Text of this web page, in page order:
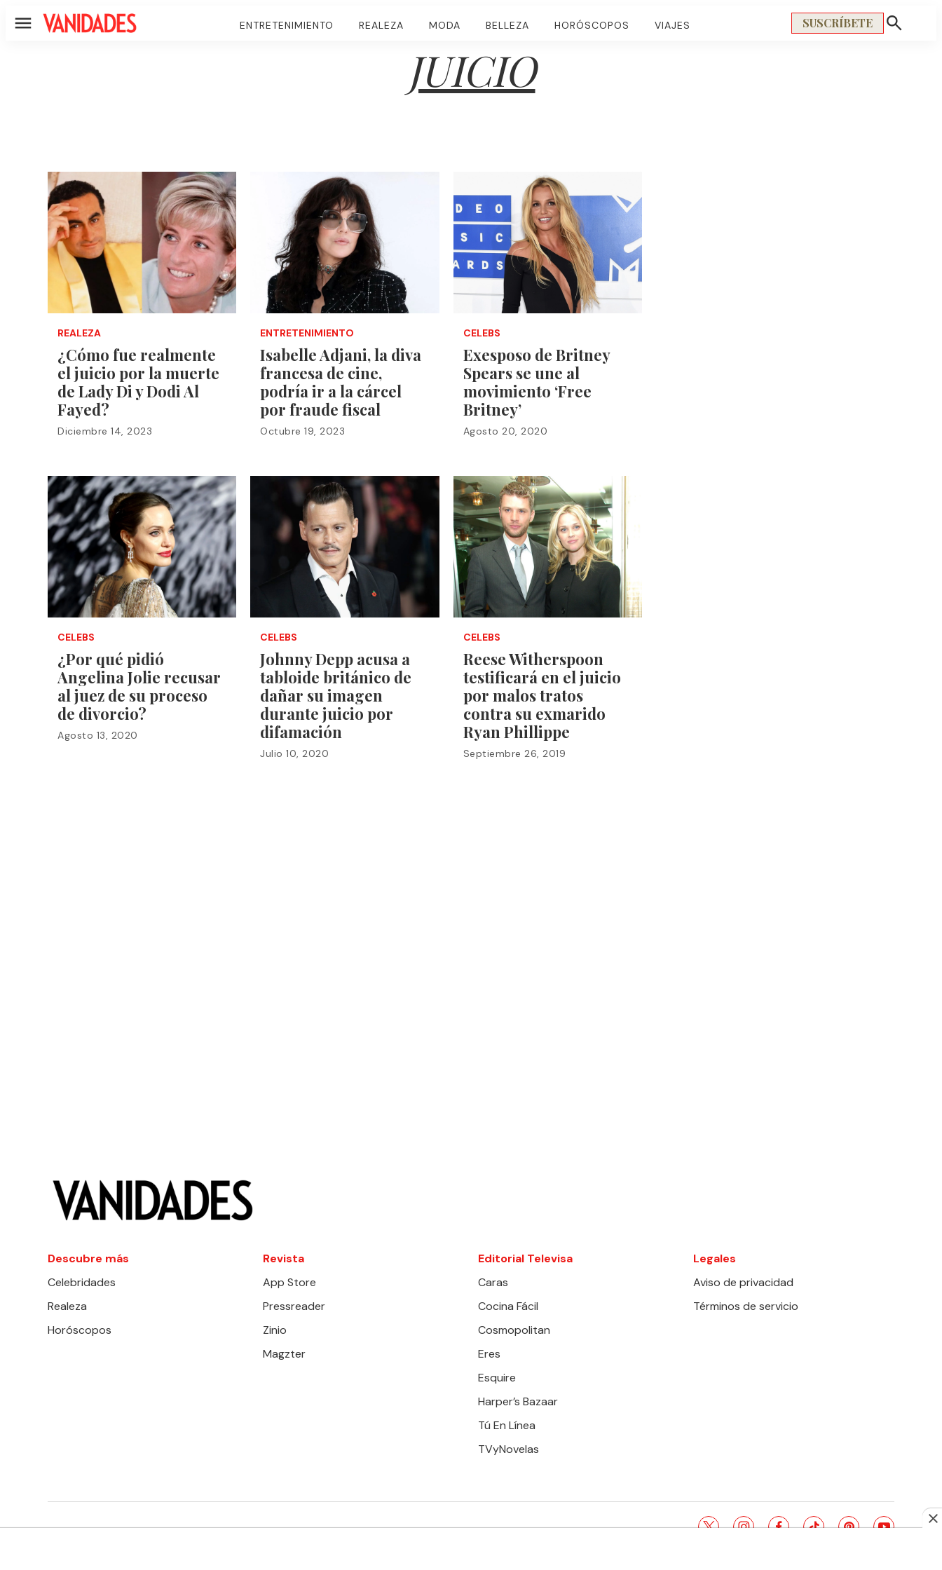
Menú ENTRETENIMIENTO REALEZA MODA BELLEZA HORÓSCOPOS VIAJES SUSCRÍBETE
Mostrar
JUICIO
REALEZA
¿Cómo fue realmente
el juicio por la muerte
de Lady Di y Dodi Al
Fayed?
Diciembre 14, 2023
ENTRETENIMIENTO
Isabelle Adjani, la diva
francesa de cine,
podría ir a la cárcel
por fraude fiscal
Octubre 19, 2023
CELEBS
Exesposo de Britney
Spears se une al
movimiento ‘Free
Britney’
Agosto 20, 2020
CELEBS
¿Por qué pidió
Angelina Jolie recusar
al juez de su proceso
de divorcio?
Agosto 13, 2020
CELEBS
Johnny Depp acusa a
tabloide británico de
dañar su imagen
durante juicio por
difamación
Julio 10, 2020
CELEBS
Reese Witherspoon
testificará en el juicio
por malos tratos
contra su exmarido
Ryan Phillippe
Septiembre 26, 2019
Descubre más
Celebridades
Realeza
Horóscopos
Revista
App Store
Pressreader
Zinio
Magzter
Editorial Televisa
Caras
Cocina Fácil
Cosmopolitan
Eres
Esquire
Harper’s Bazaar
Tú En Línea
TVyNovelas
Legales
Aviso de privacidad
Términos de servicio
EDITORIAL TELEVISA S.A. DE C.V. TODOS LOS DERECHOS RESERVADOS. TBG - EDITORIAL TELEVISA - LIFESTYLES twitterinstagramfacebooktiktokpinterestyoutube